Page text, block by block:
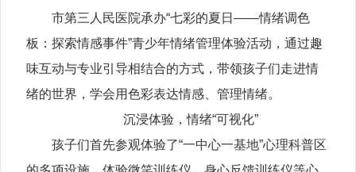
市第三人民医院承办“七彩的夏日——情绪调色
板：探索情感事件”青少年情绪管理体验活动，通过趣
味互动与专业引导相结合的方式，带领孩子们走进情
绪的世界，学会用色彩表达情感、管理情绪。
沉浸体验，情绪“可视化”
孩子们首先参观体验了“一中心一基地”心理科普区